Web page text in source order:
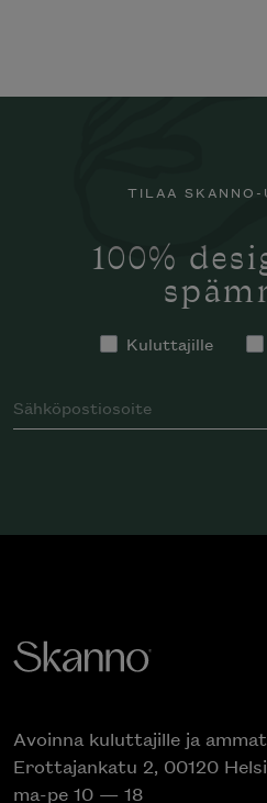
TILAA SKANNO-
100%
Kuluttajille
Avoinna kuluttajille ja
Erottajankatu 2, 00120
ma-pe 10 — 18